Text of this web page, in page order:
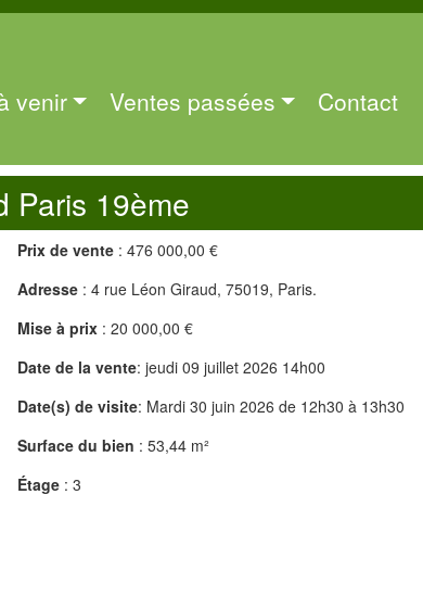
venir Ventes passées Contact
Paris 19ème
Prix de vente: 476 000,00 €
Adresse: 4 rue Léon Giraud, 75019, Paris.
Mise à prix: 20 000,00 €
Date de la vente: jeudi 09 juillet 2026 14h00
Date(s) de visite: Mardi 30 juin 2026 de 12h30 à 13h30
Surface du bien : 53,44 m²
Étage: 3